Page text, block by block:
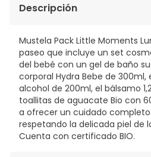
Descripción
Mustela Pack Little Moments
paseo que incluye un set
del bebé con un gel de baño
corporal Hydra Bebe de 300ml,
alcohol de 200ml, el bálsamo
toallitas de aguacate Bio con
a ofrecer un cuidado
respetando la delicada piel de
Cuenta con certificado BIO.